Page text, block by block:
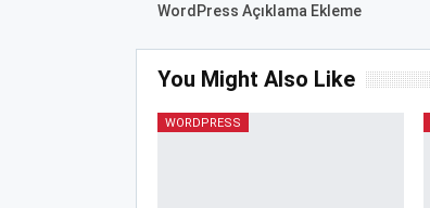
WordPress Açıklama Ekleme
You Might Also Like
WORDPRESS